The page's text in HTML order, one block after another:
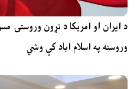
د ایران او امریکا د تړون وروستۍ
وروسته په اسلام اباد کې وشي